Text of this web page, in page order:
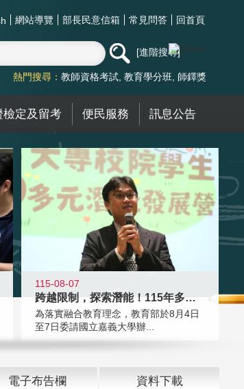
網站導覽 部長民意信箱 常見問答 回首頁
進階搜尋
熱門搜尋： 教師資格考試 教育學分班 師鐸獎
檢定及留考 便民服務 訊息公告
115-08-07
跨越限制，探索潛能！115年多元潛
為落實融合教育理念，教育部於8月4日
至7日委請國立嘉義大學辦...
電子布告欄 資料下載